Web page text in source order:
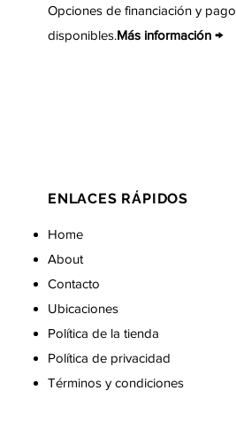
Opciones de financiación y pago
disponibles.Más información →
ENLACES RÁPIDOS
Home
About
Contacto
Ubicaciones
Política de la tienda
Política de privacidad
Términos y condiciones